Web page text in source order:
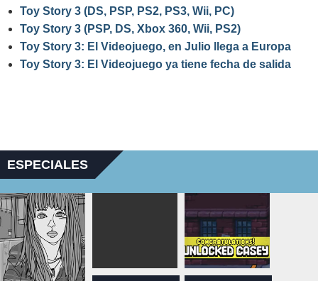
Toy Story 3 (DS, PSP, PS2, PS3, Wii, PC)
Toy Story 3 (PSP, DS, Xbox 360, Wii, PS2)
Toy Story 3: El Videojuego, en Julio llega a Europa
Toy Story 3: El Videojuego ya tiene fecha de salida
ESPECIALES